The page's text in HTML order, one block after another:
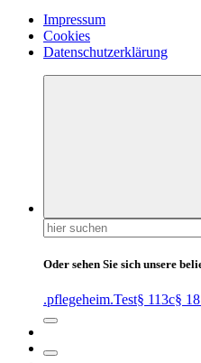
Impressum
Cookies
Datenschutzerklärung
Suchen
nach:
Oder sehen Sie sich unsere
.pflegeheim.Test§ 113c§